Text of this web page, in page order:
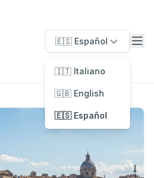
🇪🇸 Español
🇮🇹 Italiano
🇬🇧 English
🇪🇸 Español